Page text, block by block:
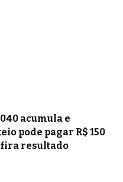
acumula e
pode pagar R$ 150
resultado